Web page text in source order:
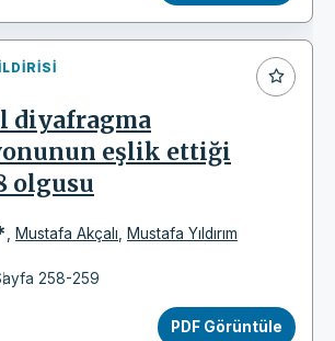
diyafragma
eşlik ettiği
olgusu
Mustafa Akçalı Mustafa Yıldırım
258-259
PDF Görüntüle